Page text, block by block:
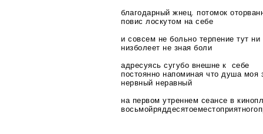
благодарный жнец. потомок
повис лоскутом на себе
и совсем не больно терпение тут
низболеет не зная боли
адресуясь сугубо внешне к себе
постоянно напоминая что душа моя
нервный неравный
на первом утреннем сеансе в